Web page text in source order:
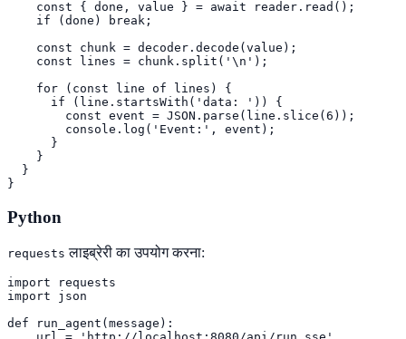
    const { done, value } = await reader.read();
    if (done) break;
    const chunk = decoder.decode(value);
    const lines = chunk.split('\n');
    for (const line of lines) {
      if (line.startsWith('data: ')) {
        const event = JSON.parse(line.slice(6));
        console.log('Event:', event);
      }
    }
  }
}
Python
requests लाइब्रेरी का उपयोग करना:
import requests
import json
def run_agent(message):